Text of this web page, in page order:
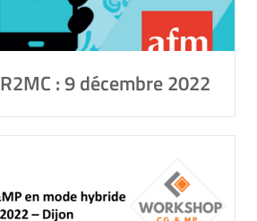
: 9 décembre 2022